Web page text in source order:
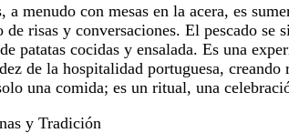
a menudo con mesas en la acera, es
risas y conversaciones. El pescado se
patatas cocidas y ensalada. Es una
de la hospitalidad portuguesa, creando
una comida; es un ritual, una
y Tradición